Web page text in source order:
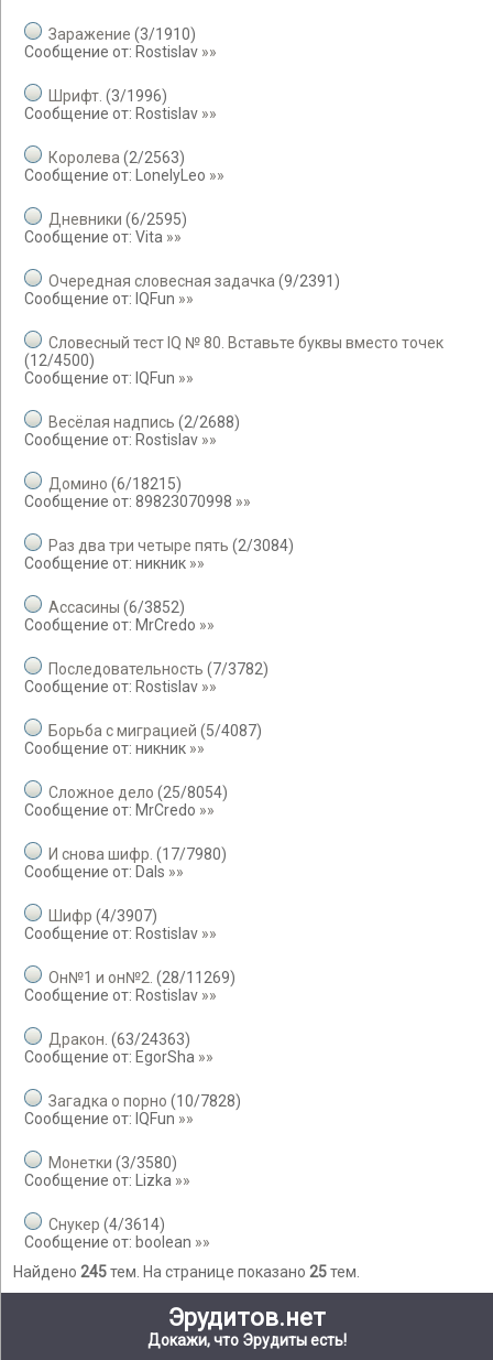
Заражение (3/1910)
Сообщение от: Rostislav »»
Шрифт. (3/1996)
Сообщение от: Rostislav »»
Королева (2/2563)
Сообщение от:
LonelyLeo »»
Дневники (6/2595)
Сообщение от: Vita »»
Очередная словесная задачка (9/2391 )
Сообщение от: IQFun »»
Словесный тест IQ № 80. Вставьте буквы вместо точек
(12/4500)
Сообщение от: IQFun »»
Весёлая надпись (2/2688)
Сообщение от: Rostislav »»
Домино (6/18215)
Сообщение от: 89823070998 »»
Раз два три четыре пять (2/3084)
Сообщение от: никник »»
Ассасины (6/3852)
Сообщение от: MrCredo »»
Последовательность (7/3782)
Сообщение от: Rostislav »»
Борьба с миграцией (5/4087)
Сообщение от: никник »»
Сложное дело (25/8054)
Сообщение от: MrCredo »»
И снова шифр. (17/7980)
Сообщение от: Dals »»
Шифр (4/3907)
Сообщение от: Rostislav »»
Он№1 и он№2. (28/11269)
Сообщение от: Rostislav »»
Дракон. (63/24363)
Сообщение от: EgorSha »»
Загадка о порно (10/7828)
Сообщение от: IQFun »»
Монетки (3/3580)
Сообщение от:
Lizka »»
Снукер (4/3614)
Сообщение от: boolean »»
Найдено 245тем. На странице показано 25тем.
Эрудитов.нет
Докажи, что Эрудиты есть!